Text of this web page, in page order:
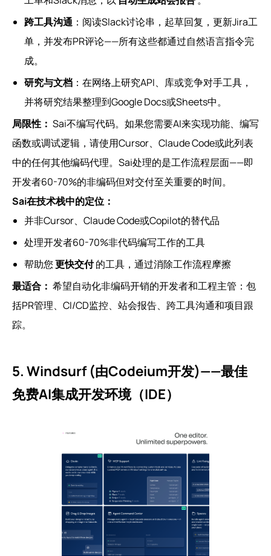
跨工具沟通 ：阅读Slack讨论串，起草回复，更新Jira工
单，并发布PR评论——所有这些都通过自然语言指令完
成。
研究与文档 ：在网络上研究API、库或竞争对手工具，
并将研究结果整理到Google Docs或Sheets中。
局限性： Sai不编写代码。如果您需要AI来实现功能、编写
函数或调试逻辑，请使用Cursor、Claude Code或此列表
中的任何其他编码代理。Sai处理的是工作流程层面——即
开发者60-70%的非编码但对交付至关重要的时间。
Sai在技术栈中的定位：
并非Cursor、Claude Code或Copilot的替代品
处理开发者60-70%非代码编写工作的工具
帮助您更快交付的工具，通过消除工作流程摩擦
最适合： 希望自动化非编码开销的开发者和工程主管：包
括PR管理、CI/CD监控、站会报告、跨工具沟通和项目跟
踪。
5. Windsurf (由Codeium开发)——最佳
免费AI集成开发环境（IDE）